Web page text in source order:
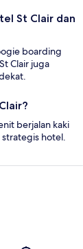
St Clair dan
boarding
Clair juga
berjalan kaki
strategis hotel.